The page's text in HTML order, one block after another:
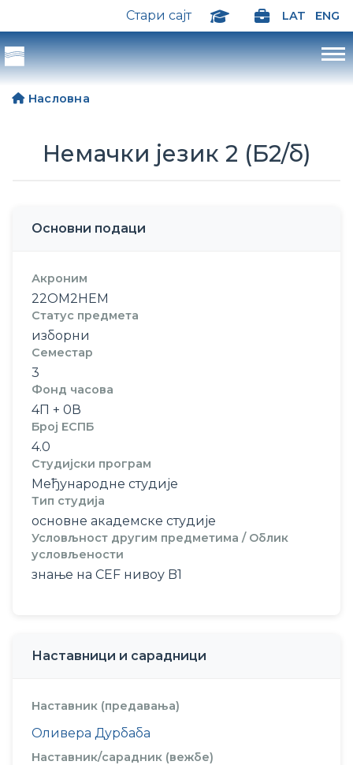
Стари сајт LAT ENG
Насловна
Немачки језик 2 (Б2/б)
Основни подаци
Акроним
22ОМ2НЕМ
Статус предмета
изборни
Семестар
3
Фонд часова
4П + 0В
Број ЕСПБ
4.0
Студијски програм
Међународне студије
Тип студија
основне академске студије
Условљност другим предметима / Облик
условљености
знање на CEF нивоу B1
Наставници и сарадници
Наставник (предавања)
Оливера Дурбаба
Наставник/сарадник (вежбе)